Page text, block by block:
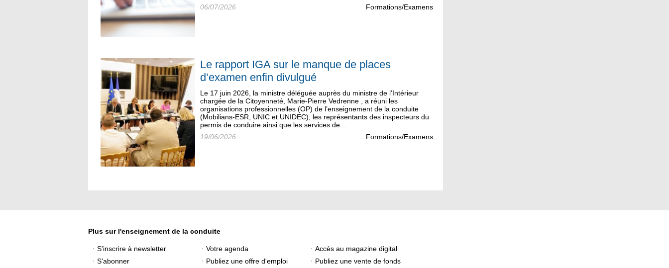
06/07/2026
Formations/Examens
Le rapport IGA sur le manque de places
d’examen enfin divulgué
Le 17 juin 2026, la ministre déléguée auprès du ministre de l’Intérieur
chargée de la Citoyenneté, Marie-Pierre Vedrenne , a réuni les
organisations professionnelles (OP) de l’enseignement de la conduite
(Mobilians-ESR, UNIC et UNIDEC), les représentants des inspecteurs du
permis de conduire ainsi que les services de...
19/06/2026
Formations/Examens
Plus sur l'enseignement de la conduite
S'inscrire à newsletter Votre agenda
Accès au magazine digital
S'abonner
Publiez une offre d'emploi Publiez une vente de fonds